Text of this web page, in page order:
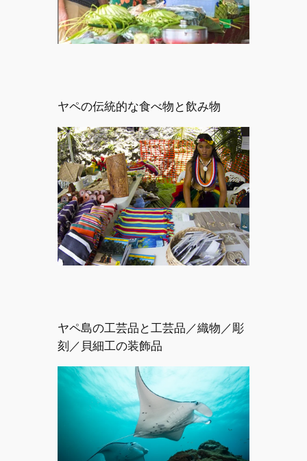
ヤペの伝統的な食べ物と飲み物
ヤペ島の工芸品と工芸品／織物／彫
刻／貝細工の装飾品